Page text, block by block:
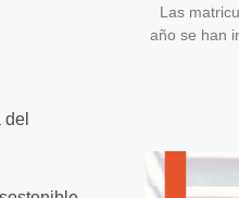
Las
año se han